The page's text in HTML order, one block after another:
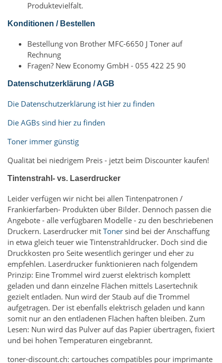
Produktevielfalt.
Konditionen / Bestellen
Bestellung von Brother MFC-6650 J Toner auf
Rechnung
Fragen? New Economy GmbH - 055 422 25 90
Datenschutzerklärung / AGB
Die Datenschutzerklärung ist hier zu finden
Die AGBs sind hier zu finden
Toner immer günstig
Qualität bei niedrigem Preis - jetzt beim Discounter kaufen!
Tintenstrahl- vs. Laserdrucker
Leider verfügen wir nicht bei allen Tintenpatronen /
Frankierfarben- Produkten über Bilder. Dennoch passen die
Angebote - alle verfügbaren Modelle - zu den beschriebenen
Druckern. Laserdrucker mit Toner sind bei der Anschaffung
in etwa gleich teuer wie Tintenstrahldrucker. Doch sind die
Druckkosten pro Seite wesentlich geringer und eher zu
empfehlen. Laserdrucker funktionieren nach folgendem
Prinzip: Eine Trommel wird zuerst elektrisch komplett
geladen und dann einzelne Flächen mittels Lasertechnik
gezielt entladen. Nun wird der Staub auf die Trommel
aufgetragen. Der ist ebenfalls elektrisch geladen und kann
somit nur an den entladenen Flächen haften bleiben. Zum
Lesen: Nun wird das Pulver auf das Papier übertragen, fixiert
und bei hohen Temperaturen eingebrannt.
toner-discount.ch: cartouches compatibles pour imprimante